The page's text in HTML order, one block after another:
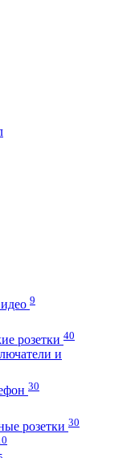
9
розетки 40
и
30
розетки 30